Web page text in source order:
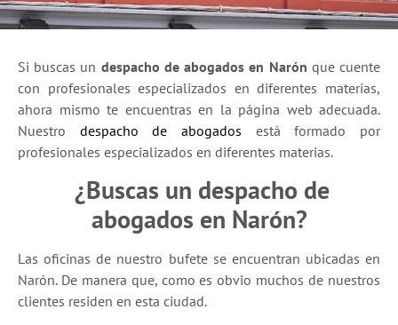
Si buscas un despacho de abogados en Narón que cuente
con profesionales especializados en diferentes materias,
ahora mismo te encuentras en la página web adecuada.
Nuestro
despacho de abogados
está formado por
profesionales especializados en diferentes materias.
¿Buscas un despacho de
abogados en Narón?
Las oficinas de nuestro bufete se encuentran ubicadas en
Narón. De manera que, como es obvio muchos de nuestros
clientes residen en esta ciudad.